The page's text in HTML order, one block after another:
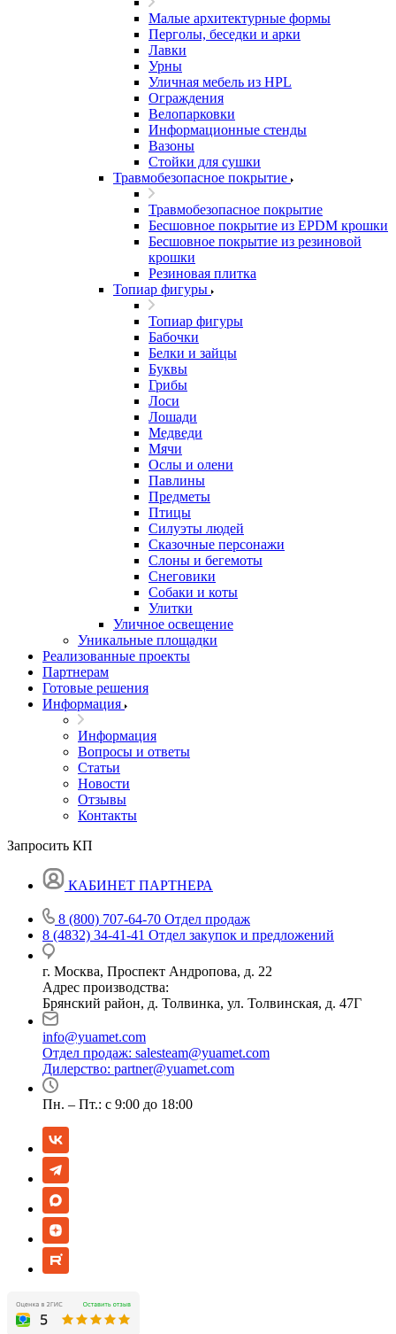
Малые архитектурные формы
Перголы, беседки и арки
Лавки
Урны
Уличная мебель из HPL
Ограждения
Велопарковки
Информационные стенды
Вазоны
Стойки для сушки
Травмобезопасное покрытие
Травмобезопасное покрытие
Бесшовное покрытие из EPDM крошки
Бесшовное покрытие из резиновой
крошки
Резиновая плитка
Топиар фигуры
Топиар фигуры
Бабочки
Белки и зайцы
Буквы
Грибы
Лоси
Лошади
Медведи
Мячи
Ослы и олени
Павлины
Предметы
Птицы
Силуэты людей
Сказочные персонажи
Слоны и бегемоты
Снеговики
Собаки и коты
Улитки
Уличное освещение
Уникальные площадки
Реализованные проекты
Партнерам
Готовые решения
Информация
Информация
Вопросы и ответы
Статьи
Новости
Отзывы
Контакты
Запросить КП
КАБИНЕТ ПАРТНЕРА
8 (800) 707-64-70 Отдел продаж
8 (4832) 34-41-41 Отдел закупок и предложений
г. Москва, Проспект Андропова, д. 22
Адрес производства:
Брянский район, д. Толвинка, ул. Толвинская, д. 47Г
info@yuamet.com
Отдел продаж: salesteam@yuamet.com
Дилерство: partner@yuamet.com
Пн. – Пт.: с 9:00 до 18:00